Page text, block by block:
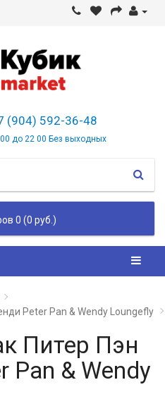
(904) 592-36-48
до 22 00 Без выходных
0 (0 руб.)
Peter Pan & Wendy Loungefly
Питер Пэн
Pan & Wendy